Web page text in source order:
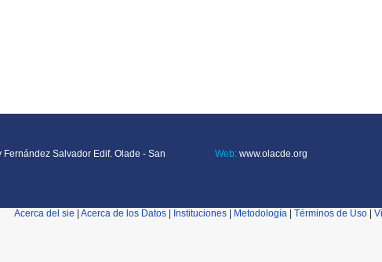
Salvador Edif. Olade - San
Web: www.olacde.org
Acerca del sie Acerca de los Datos| Instituciones| Metodología| Términos de Uso|